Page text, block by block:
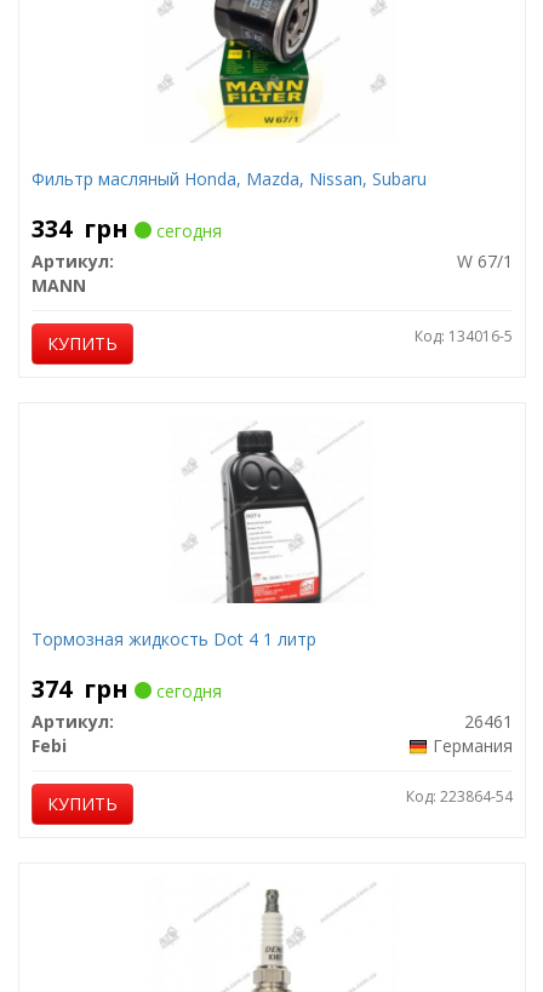
Фильтр масляный Honda, Mazda, Nissan, Subaru
334 грн
сегодня
Артикул:
W 67/1
MANN
КУПИТЬ Код: 134016-5
Тормозная жидкость Dot 4 1 литр
374 грн
сегодня
Артикул:
26461
Febi
Германия
КУПИТЬ Код: 223864-54